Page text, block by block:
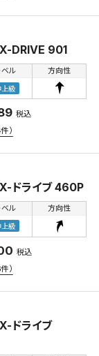
DRIVE 901
ベル
上級
方向性
税込
）
ドライブ 460P
ベル
上級
方向性
税込
）
ドライブ